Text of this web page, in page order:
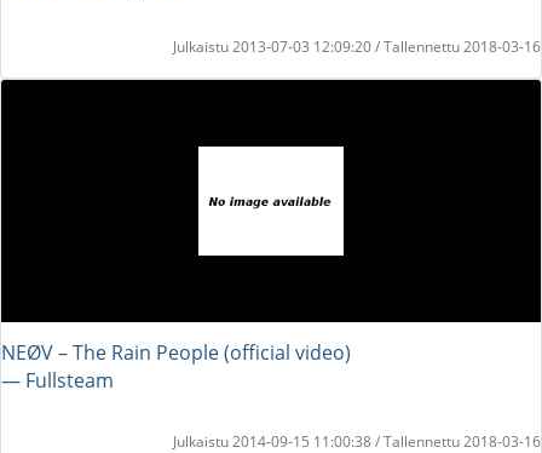
Julkaistu 2013-07-03 12:09:20 / Tallennettu 2018-03-16
NEØV – The Rain People (official video)
― Fullsteam
Julkaistu 2014-09-15 11:00:38 / Tallennettu 2018-03-16